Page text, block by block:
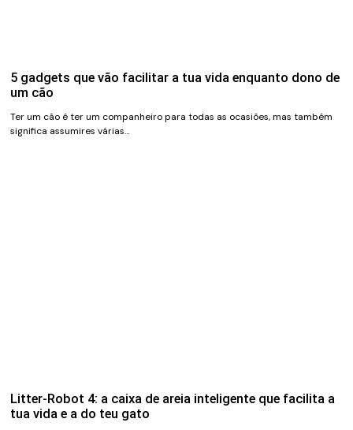
5 gadgets que vão facilitar a tua vida enquanto dono de
um cão
Ter um cão é ter um companheiro para todas as ocasiões, mas também
significa assumires várias…
Litter-Robot 4: a caixa de areia inteligente que facilita a
tua vida e a do teu gato